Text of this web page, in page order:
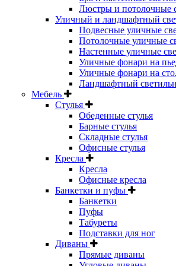
Люстры и потолочные
Уличный и ландшафтный
Подвесные уличные
Потолочные уличные
Настенные уличные
Уличные фонари на
Уличные фонари на
Ландшафтный
Мебель
Стулья
Обеденные стулья
Барные стулья
Складные стулья
Офисные стулья
Кресла
Кресла
Офисные кресла
Банкетки и пуфы
Банкетки
Пуфы
Табуреты
Подставки для ног
Диваны
Прямые диваны